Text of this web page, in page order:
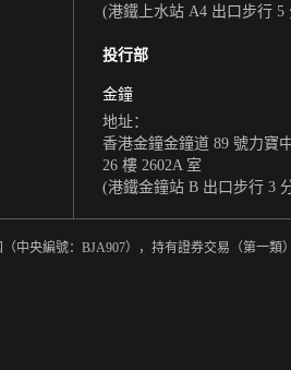
(港鐵上水站 A4 出口步行 5
投行部
金鐘
地址：
香港金鐘金鐘道 89 號力寶
26 樓 2602A 室
(港鐵金鐘站 B 出口步行 3
中央編號：BJA907），持有證券交易（第一